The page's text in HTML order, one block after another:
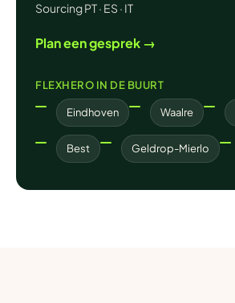
Sourcing PT · ES · IT
Plan een gesprek →
FLEXHERO IN DE BUURT
Eindhoven Waalre
Best Geldrop-Mierlo